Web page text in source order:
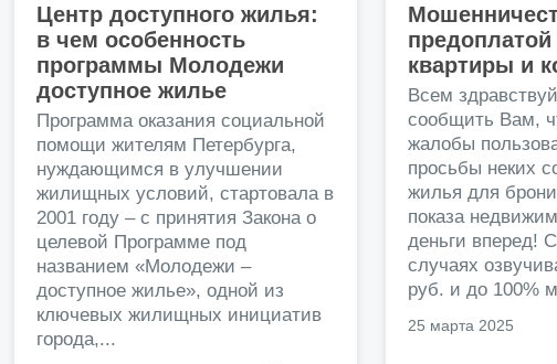
Центр доступного жилья:
в чем особенность
программы Молодежи
доступное жилье
Программа оказания социальной
помощи жителям Петербурга,
нуждающимся в улучшении
жилищных условий, стартовала в
2001 году – с принятия Закона о
целевой Программе под
названием «Молодежи –
доступное жилье», одной из
ключевых жилищных инициатив
города,...
предоплатой
квартиры и
Всем
сообщить Вам,
жалобы
просьбы неких
жилья для
показа
деньги вперед!
случаях
руб. и до 100%
25 марта 2025